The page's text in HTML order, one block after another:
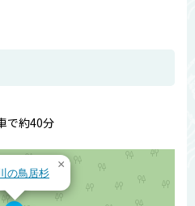
で約40分
の鳥居杉
×